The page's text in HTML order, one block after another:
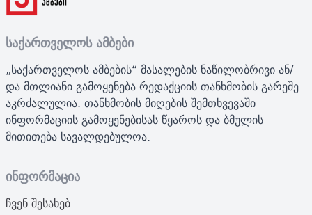
საქართველოს ამბები
„საქართველოს ამბების“ მასალების ნაწილობრივი ან/
და მთლიანი გამოყენება რედაქციის თანხმობის გარეშე
აკრძალულია. თანხმობის მიღების შემთხვევაში
ინფორმაციის გამოყენებისას წყაროს და ბმულის
მითითება სავალდებულოა.
ინფორმაცია
ჩვენ შესახებ